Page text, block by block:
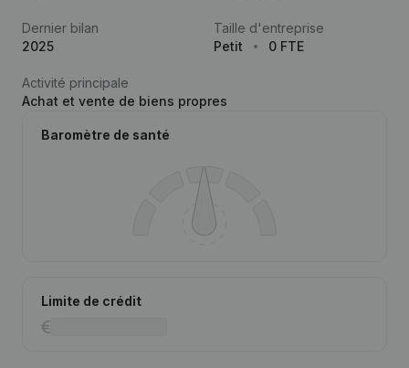
Dernier bilan
2025
Taille d'entreprise
Petit
0 FTE
Activité principale
Achat et vente de biens propres
Baromètre de santé
Limite de crédit